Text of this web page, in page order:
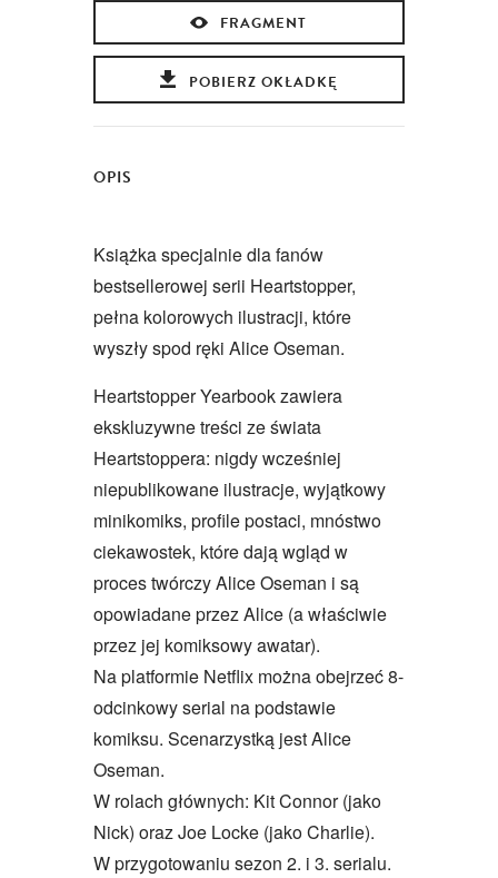
FRAGMENT
POBIERZ OKŁADKĘ
OPIS
Książka specjalnie dla fanów
bestsellerowej serii Heartstopper,
pełna kolorowych ilustracji, które
wyszły spod ręki Alice Oseman.
Heartstopper Yearbook zawiera
ekskluzywne treści ze świata
Heartstoppera: nigdy wcześniej
niepublikowane ilustracje, wyjątkowy
minikomiks, profile postaci, mnóstwo
ciekawostek, które dają wgląd w
proces twórczy Alice Oseman i są
opowiadane przez Alice (a właściwie
przez jej komiksowy awatar).
Na platformie Netflix można obejrzeć 8-
odcinkowy serial na podstawie
komiksu. Scenarzystką jest Alice
Oseman.
W rolach głównych: Kit Connor (jako
Nick) oraz Joe Locke (jako Charlie).
W przygotowaniu sezon 2. i 3. serialu.